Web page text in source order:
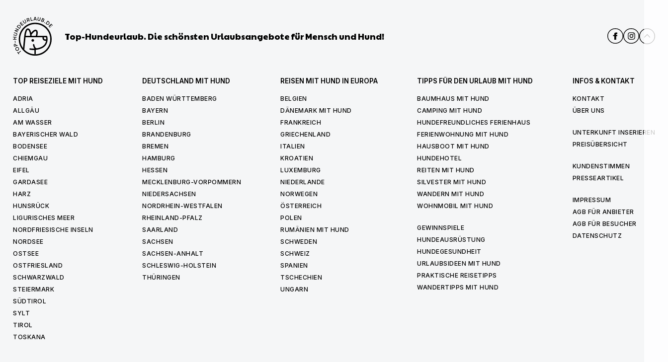
Top-Hundeurlaub. Die schönsten Urlaubsangebote für Mensch und Hund!
TOP REISEZIELE MIT HUND
ADRIA
ALLGÄU
AM WASSER
BAYERISCHER WALD
BODENSEE
CHIEMGAU
EIFEL
GARDASEE
HARZ
HUNSRÜCK
LIGURISCHES MEER
NORDFRIESISCHE INSELN
NORDSEE
OSTSEE
OSTFRIESLAND
SCHWARZWALD
STEIERMARK
SÜDTIROL
SYLT
TIROL
TOSKANA
DEUTSCHLAND MIT HUND
BADEN WÜRTTEMBERG
BAYERN
BERLIN
BRANDENBURG
BREMEN
HAMBURG
HESSEN
MECKLENBURG-VORPOMMERN
NIEDERSACHSEN
NORDRHEIN-WESTFALEN
RHEINLAND-PFALZ
SAARLAND
SACHSEN
SACHSEN-ANHALT
SCHLESWIG-HOLSTEIN
THÜRINGEN
REISEN MIT HUND IN EUROPA
BELGIEN
DÄNEMARK MIT HUND
FRANKREICH
GRIECHENLAND
ITALIEN
KROATIEN
LUXEMBURG
NIEDERLANDE
NORWEGEN
ÖSTERREICH
POLEN
RUMÄNIEN MIT HUND
SCHWEDEN
SCHWEIZ
SPANIEN
TSCHECHIEN
UNGARN
TIPPS FÜR DEN URLAUB MIT HUND
BAUMHAUS MIT HUND
CAMPING MIT HUND
HUNDEFREUNDLICHES FERIENHAUS
FERIENWOHNUNG MIT HUND
HAUSBOOT MIT HUND
HUNDEHOTEL
REITEN MIT HUND
SILVESTER MIT HUND
WANDERN MIT HUND
WOHNMOBIL MIT HUND
GEWINNSPIELE
HUNDEAUSRÜSTUNG
HUNDEGESUNDHEIT
URLAUBSIDEEN MIT HUND
PRAKTISCHE REISETIPPS
WANDERTIPPS MIT HUND
INFOS & KONTAKT
KONTAKT
ÜBER UNS
UNTERKUNFT INSERIEREN
PREISÜBERSICHT
KUNDENSTIMMEN
PRESSEARTIKEL
IMPRESSUM
AGB FÜR ANBIETER
AGB FÜR BESUCHER
DATENSCHUTZ